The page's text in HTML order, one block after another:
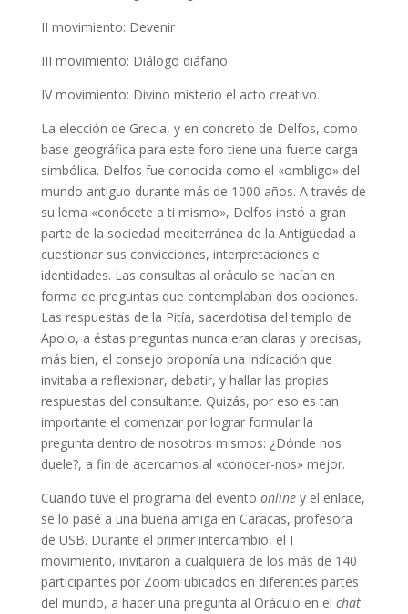
II movimiento: Devenir
III movimiento: Diálogo diáfano
IV movimiento: Divino misterio el acto creativo.
La elección de Grecia, y en concreto de Delfos, como
base geográfica para este foro tiene una fuerte carga
simbólica. Delfos fue conocida como el «ombligo» del
mundo antiguo durante más de 1000 años. A través de
su lema «conócete a ti mismo», Delfos instó a gran
parte de la sociedad mediterránea de la Antigüedad a
cuestionar sus convicciones, interpretaciones e
identidades. Las consultas al oráculo se hacían en
forma de preguntas que contemplaban dos opciones.
Las respuestas de la Pitía, sacerdotisa del templo de
Apolo, a éstas preguntas nunca eran claras y precisas,
más bien, el consejo proponía una indicación que
invitaba a reflexionar, debatir, y hallar las propias
respuestas del consultante. Quizás, por eso es tan
importante el comenzar por lograr formular la
pregunta dentro de nosotros mismos: ¿Dónde nos
duele?, a fin de acercarnos al «conocer-nos» mejor.
Cuando tuve el programa del evento onliney el enlace,
se lo pasé a una buena amiga en Caracas, profesora
de USB. Durante el primer intercambio, el I
movimiento, invitaron a cualquiera de los más de 140
participantes por Zoom ubicados en diferentes partes
del mundo, a hacer una pregunta al Oráculo en el chat.